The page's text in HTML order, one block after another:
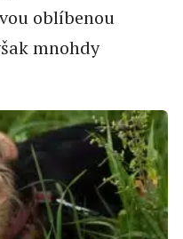
oblíbenou
mnohdy